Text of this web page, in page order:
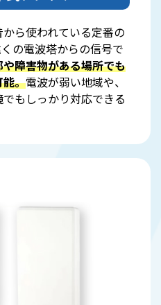
ら使われている定番の
の電波塔からの信号で
や障害物がある場所でも
能。電波が弱い地域や、
もしっかり対応できる